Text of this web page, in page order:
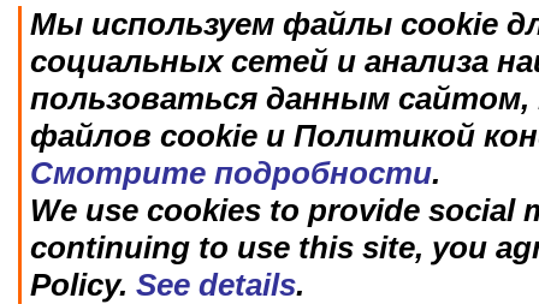
Мы используем файлы cookie
социальных сетей и анализа
пользоваться данным
файлов cookie и Политикой
Смотрите подробности.
We use cookies to provide social
continuing to use this site, you
Policy. See details.